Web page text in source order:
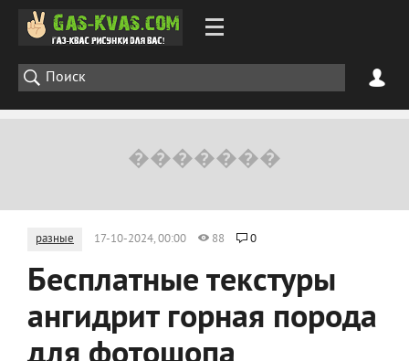
разные 17-10-2024, 00:00 88 0
Бесплатные текстуры
ангидрит горная порода